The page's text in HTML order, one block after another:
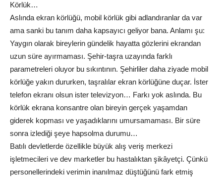
Körlük…
Aslında ekran körlüğü, mobil körlük gibi adlandıranlar da var
ama sanki bu tanım daha kapsayıcı geliyor bana. Anlamı şu:
Yaygın olarak bireylerin gündelik hayatta gözlerini ekrandan
uzun süre ayırmaması. Şehir-taşra uzayında farklı
parametreleri oluyor bu sıkıntının. Şehirliler daha ziyade mobil
körlüğe yakın dururken, taşralılar ekran körlüğüne duçar. İster
telefon ekranı olsun ister televizyon… Farkı yok aslında. Bu
körlük ekrana konsantre olan bireyin gerçek yaşamdan
giderek kopması ve yaşadıklarını umursamaması. Bir süre
sonra izlediği şeye hapsolma durumu…
Batılı devletlerde özellikle büyük alış veriş merkezi
işletmecileri ve dev marketler bu hastalıktan şikâyetçi. Çünkü
personellerindeki verimin inanılmaz düştüğünü fark etmiş